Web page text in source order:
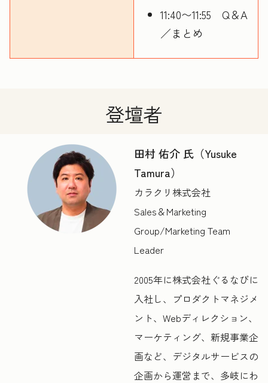
11:40〜11:55 Q＆A
／まとめ
登壇者
田村 佑介 氏（Yusuke
Tamura）
カラクリ株式会社
Sales＆Marketing
Group/Marketing Team
Leader
2005年に株式会社ぐるなびに
入社し、プロダクトマネジメ
ント、Webディレクション、
マーケティング、新規事業企
画など、デジタルサービスの
企画から運営まで、多岐にわ